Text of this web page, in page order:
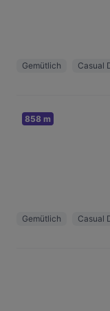
Gemütlich Casual
858 m
Gemütlich Casual